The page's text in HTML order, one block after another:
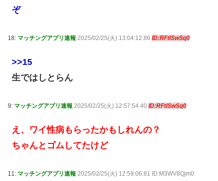
ぞ
18: マッチングアプリ速報 2025/02/25(火) 13:04:12.86 ID:RFtlSwSq0
>>15
生ではしとらん
9: マッチングアプリ速報 2025/02/25(火) 12:57:54.40 ID:RFtlSwSq0
え、ワイ性病もらったかもしれんの？
ちゃんとゴムしてたけど
11: マッチングアプリ速報 2025/02/25(火) 12:59:06.81 ID:M3WV8Qjm0